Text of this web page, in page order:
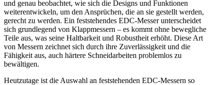
und genau beobachtet, wie sich die Designs und Funktionen
weiterentwickeln, um den Ansprüchen, die an sie gestellt werden,
gerecht zu werden. Ein feststehendes EDC-Messer unterscheidet
sich grundlegend von Klappmessern – es kommt ohne bewegliche
Teile aus, was seine Haltbarkeit und Robustheit erhöht. Diese Art
von Messern zeichnet sich durch ihre Zuverlässigkeit und die
Fähigkeit aus, auch härtere Schneidarbeiten problemlos zu
bewältigen.
Heutzutage ist die Auswahl an feststehenden EDC-Messern so